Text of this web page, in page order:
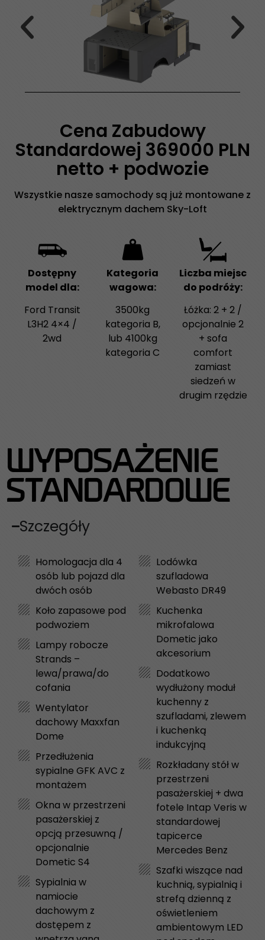
Cena Zabudowy
Standardowej 369000 PLN
netto + podwozie
Wszystkie nasze samochody są już montowane z
elektrycznym dachem Sky-Loft
Dostępny
model dla:
Ford Transit
L3H2 4×4 /
2wd
Kategoria
wagowa:
3500kg
kategoria B,
lub 4100kg
kategoria C
Liczba miejsc
do podróży:
Łóżka: 2 + 2 /
opcjonalnie 2
+ sofa
comfort
zamiast
siedzeń w
drugim rzędzie
WYPOSAŻENIE
STANDARDOWE
Szczegóły
Homologacja dla 4
osób lub pojazd dla
dwóch osób
Koło zapasowe pod
podwoziem
Lampy robocze
Strands –
lewa/prawa/do
cofania
Wentylator
dachowy Maxxfan
Dome
Przedłużenia
sypialne GFK AVC z
montażem
Okna w przestrzeni
pasażerskiej z
opcją przesuwną /
opcjonalnie
Dometic S4
Sypialnia w
namiocie
dachowym z
dostępem z
Lodówka
szufladowa
Webasto DR49
Kuchenka
mikrofalowa
Dometic jako
akcesorium
Dodatkowo
wydłużony moduł
kuchenny z
szufladami, zlewem
i kuchenką
indukcyjną
Rozkładany stół w
przestrzeni
pasażerskiej + dwa
fotele Intap Veris w
standardowej
tapicerce
Mercedes Benz
Szafki wiszące nad
kuchnią, sypialnią i
strefą dzienną z
oświetleniem
ambientowym LED